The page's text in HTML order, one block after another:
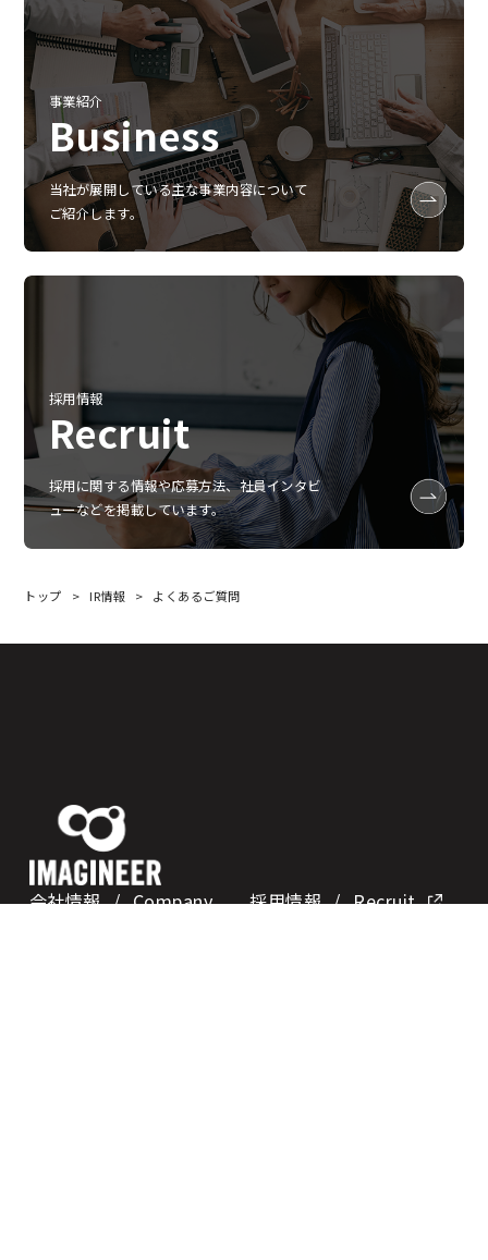
事業紹介
Business
当社が展開している主な事業内容について
ご紹介します。
採用情報
Recruit
採用に関する情報や応募方法、社員インタビ
ューなどを掲載しています。
トップ IR情報 よくあるご質問
会社情報/ Company 採用情報/ Recruit